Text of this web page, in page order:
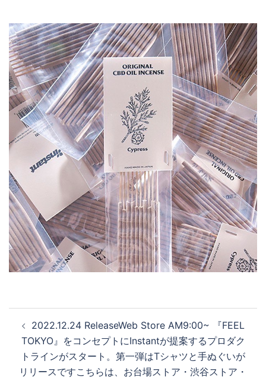
稿
ビ
2022.12.24 ReleaseWeb Store AM9:00~ 『FEEL
TOKYO』をコンセプトにInstantが提案するプロダク
トラインがスタート。第一弾はTシャツと手ぬぐいが
リリースですこちらは、お台場ストア・渋谷ストア・